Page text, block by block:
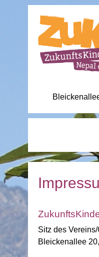
Sitz des
Bleickenallee